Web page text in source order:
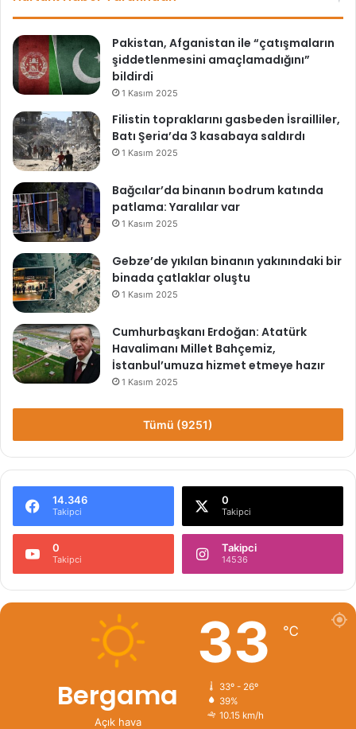
Pakistan, Afganistan ile “çatışmaların
şiddetlenmesini amaçlamadığını”
bildirdi
1 Kasım 2025
Filistin topraklarını gasbeden İsrailliler,
Batı Şeria’da 3 kasabaya saldırdı
1 Kasım 2025
Bağcılar’da binanın bodrum katında
patlama: Yaralılar var
1 Kasım 2025
Gebze’de yıkılan binanın yakınındaki bir
binada çatlaklar oluştu
1 Kasım 2025
Cumhurbaşkanı Erdoğan: Atatürk
Havalimanı Millet Bahçemiz,
İstanbul’umuza hizmet etmeye hazır
1 Kasım 2025
Tümü (9251)
14.346
Takipci
0
Takipci
0
Takipci
Takipci
14536
Bergama
Açık hava
33 ℃
33º - 26º
39%
10.15 km/h